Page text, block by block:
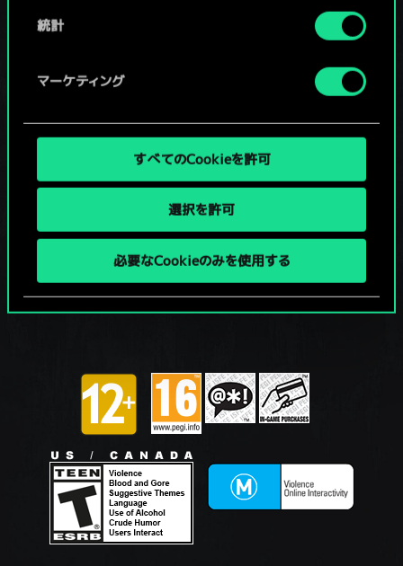
統計
マーケティング
すべてのCookieを許可
選択を許可
必要なCookieのみを使用する
ソーシャルメディア